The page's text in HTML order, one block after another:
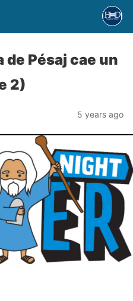
de Pésaj cae un
2)
5 years ago